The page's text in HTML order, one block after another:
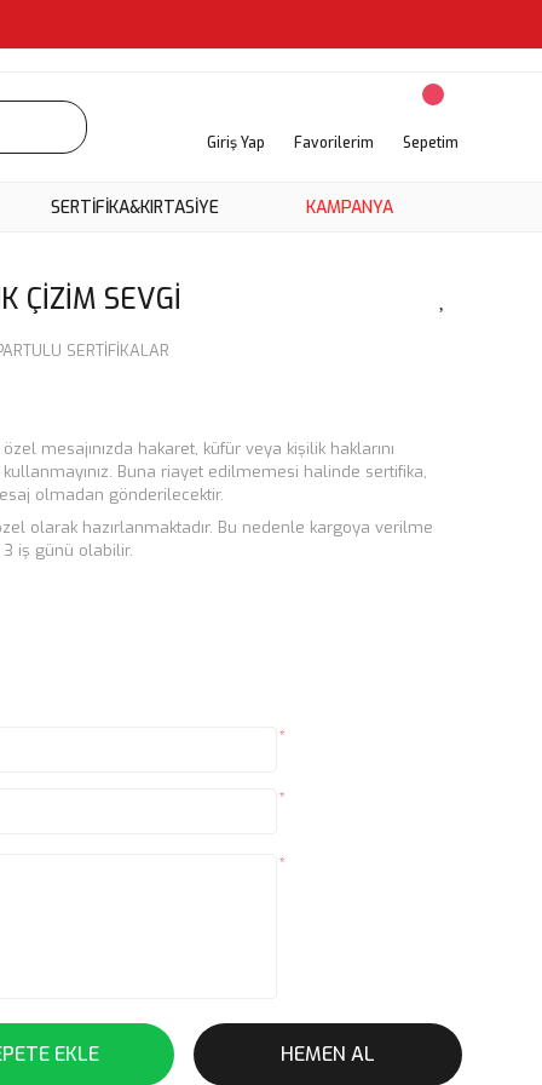
Giriş Yap Favorilerim Sepetim
SERTİFİKA&KIRTASİYE KAMPANYA
ÇİZİM SEVGİ
SERTİFİKALAR
mesajınızda hakaret, küfür veya kişilik haklarını
Buna riayet edilmemesi halinde sertifika,
olmadan gönderilecektir.
olarak hazırlanmaktadır. Bu nedenle kargoya verilme
iş günü olabilir.
*
*
*
EKLE HEMEN AL